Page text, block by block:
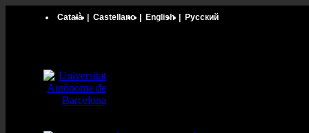
Català Castellano English Русский